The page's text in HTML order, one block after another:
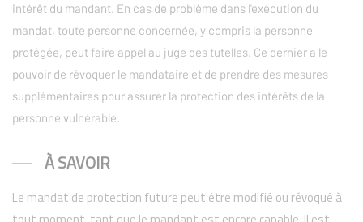
intérêt du mandant. En cas de problème dans l'exécution du
mandat, toute personne concernée, y compris la personne
protégée, peut faire appel au juge des tutelles. Ce dernier a le
pouvoir de révoquer le mandataire et de prendre des mesures
supplémentaires pour assurer la protection des intérêts de la
personne vulnérable.
À SAVOIR
Le mandat de protection future peut être modifié ou révoqué à